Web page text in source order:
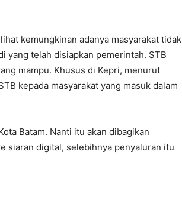
kemungkinan adanya masyarakat tidak
yang telah disiapkan pemerintah. STB
mampu. Khusus di Kepri, menurut
kepada masyarakat yang masuk dalam
Batam. Nanti itu akan dibagikan
siaran digital, selebihnya penyaluran itu